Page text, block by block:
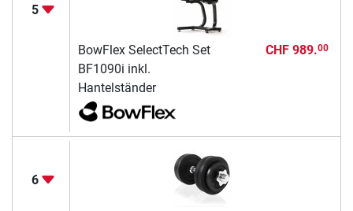
5
BowFlex SelectTech Set
BF1090i inkl.
Hantelständer
CHF 989.00
6